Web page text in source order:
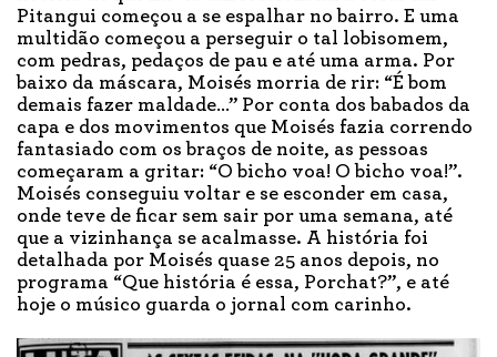
Pitangui começou a se espalhar no bairro. E uma
multidão começou a perseguir o tal lobisomem,
com pedras, pedaços de pau e até uma arma. Por
baixo da máscara, Moisés morria de rir: “É bom
demais fazer maldade…” Por conta dos babados da
capa e dos movimentos que Moisés fazia correndo
fantasiado com os braços de noite, as pessoas
começaram a gritar: “O bicho voa! O bicho voa!”.
Moisés conseguiu voltar e se esconder em casa,
onde teve de ficar sem sair por uma semana, até
que a vizinhança se acalmasse. A história foi
detalhada por Moisés quase 25 anos depois, no
programa “Que história é essa, Porchat?”, e até
hoje o músico guarda o jornal com carinho.